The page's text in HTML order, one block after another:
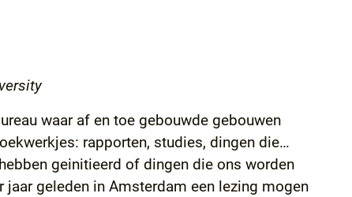
waar af en toe gebouwde gebouwen
rapporten, studies, dingen die…
geinitieerd of dingen die ons worden
jaar geleden in Amsterdam een lezing mogen